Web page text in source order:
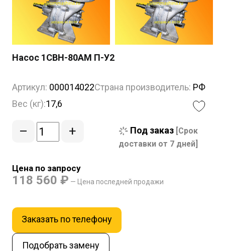
Насос 1СВН-80АМ П-У2
Артикул: 000014022Страна производитель: РФ
Вес (кг):17,6
– + Под заказ [Срок
доставки от 7 дней]
Цена по запросу
118 560 ₽ — Цена последней продажи
Заказать по телефону
Подобрать замену